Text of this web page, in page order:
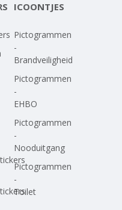
ICOONTJES
Pictogrammen
-
Brandveiligheid
Pictogrammen
-
EHBO
Pictogrammen
-
Nooduitgang
Pictogrammen
-
Toilet